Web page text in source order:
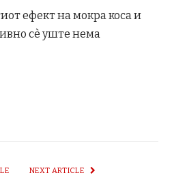
ефект на мокра коса и
сè уште нема
NEXT ARTICLE